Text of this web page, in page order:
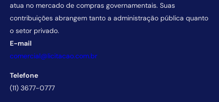
atua no mercado de compras governamentais. Suas
contribuições abrangem tanto a administração pública quanto
o setor privado.
E-mail
comercial@licitacao.com.br
Telefone
(11) 3677-0777